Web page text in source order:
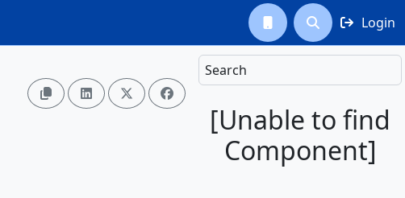
  Login
Search
[Unable to find
Component]
   